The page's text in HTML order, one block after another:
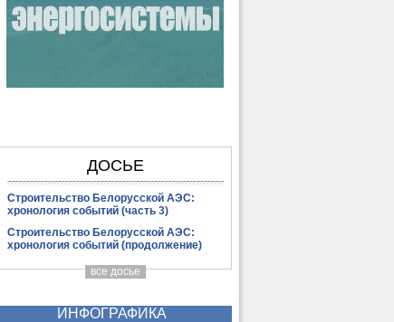
ДОСЬЕ
Строительство Белорусской АЭС:
хронология событий (часть 3)
Строительство Белорусской АЭС:
хронология событий (продолжение)
все досье
ИНФОГРАФИКА